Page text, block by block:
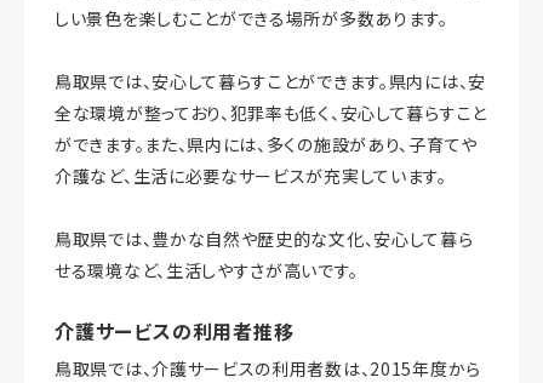
しい景色を楽しむことができる場所が多数あります。
鳥取県では、安心して暮らすことができます。県内には、安
全な環境が整っており、犯罪率も低く、安心して暮らすこと
ができます。また、県内には、多くの施設があり、子育てや
介護など、生活に必要なサービスが充実しています。
鳥取県では、豊かな自然や歴史的な文化、安心して暮ら
せる環境など、生活しやすさが高いです。
介護サービスの利用者推移
鳥取県では、介護サービスの利用者数は、2015年度から